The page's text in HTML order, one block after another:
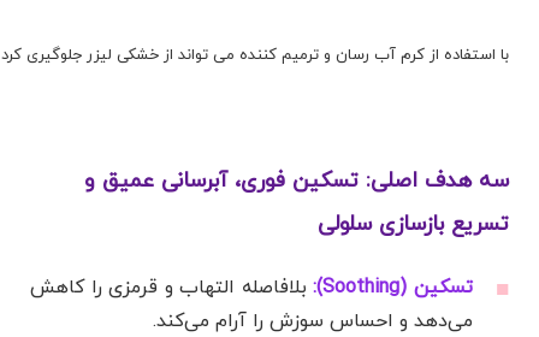
با استفاده از کرم آب رسان و ترمیم کننده می تواند از خشکی لیزر جلوگیری کرد
سه هدف اصلی: تسکین فوری، آبرسانی عمیق و
تسریع بازسازی سلولی
تسکین (Soothing):
بلافاصله التهاب و قرمزی را کاهش
می‌دهد و احساس سوزش را آرام می‌کند.